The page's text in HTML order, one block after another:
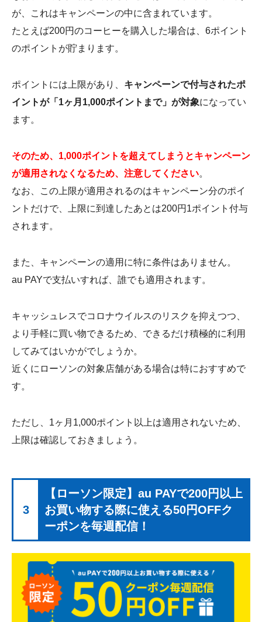
が、これはキャンペーンの中に含まれています。
たとえば200円のコーヒーを購入した場合は、6ポイント
のポイントが貯まります。
ポイントには上限があり、 キャンペーンで付与されたポ
イントが「1ヶ月1,000ポイントまで」が対象になってい
ます。
そのため、1,000ポイントを超えてしまうとキャンペーン
が適用されなくなるため、注意してください。
なお、この上限が適用されるのはキャンペーン分のポイ
ントだけで、上限に到達したあとは200円1ポイント付与
されます。
また、キャンペーンの適用に特に条件はありません。
au PAYで支払いすれば、誰でも適用されます。
キャッシュレスでコロナウイルスのリスクを抑えつつ、
より手軽に買い物できるため、できるだけ積極的に利用
してみてはいかがでしょうか。
近くにローソンの対象店舗がある場合は特におすすめで
す。
ただし、1ヶ月1,000ポイント以上は適用されないため、
上限は確認しておきましょう。
3
【ローソン限定】au PAYで200円以上
お買い物する際に使える50円OFFク
ーポンを毎週配信！